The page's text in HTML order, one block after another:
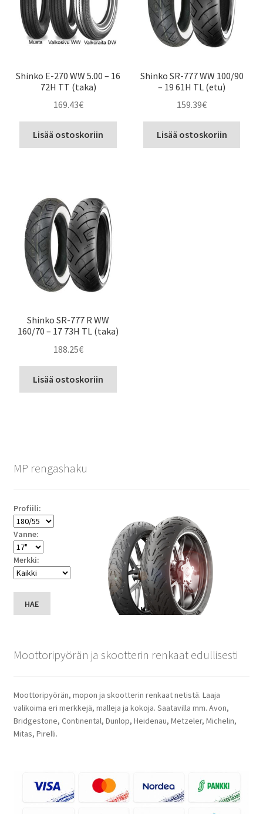
Shinko E-270 WW 5.00 – 16
72H TT (taka)
169.43€
Lisää ostoskoriin
Shinko SR-777 WW 100/90
– 19 61H TL (etu)
159.39€
Lisää ostoskoriin
Shinko SR-777 R WW
160/70 – 17 73H TL (taka)
188.25€
Lisää ostoskoriin
MP rengashaku
Profiili:
Vanne:
Merkki:
HAE
Moottoripyörän ja skootterin renkaat edullisesti
Moottoripyörän, mopon ja skootterin renkaat netistä. Laaja
valikoima eri merkkejä, malleja ja kokoja. Saatavilla mm. Avon,
Bridgestone, Continental, Dunlop, Heidenau, Metzeler, Michelin,
Mitas, Pirelli.